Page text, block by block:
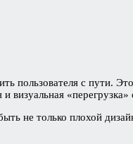
с пути. Это
«перегрузка»
не только плохой